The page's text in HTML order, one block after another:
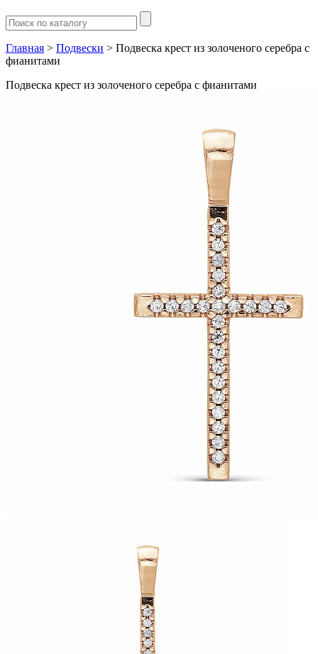
Главная > Подвески > Подвеска крест из золоченого серебра с
фианитами
Подвеска крест из золоченого серебра с фианитами